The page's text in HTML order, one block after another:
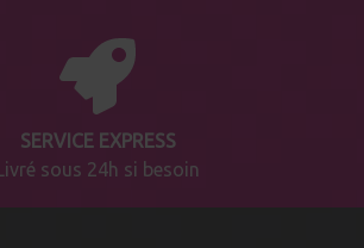
SERVICE EXPRESS
sous 24h si besoin